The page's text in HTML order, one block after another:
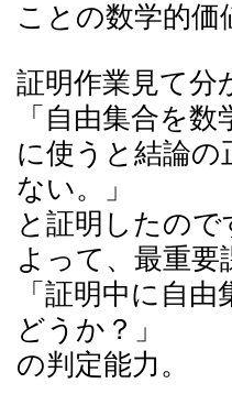
ことの数学的価
証明作業見て分
「自由集合を数
に使うと結論の
ない。」
と証明したので
よって、最重要
「証明中に自
どうか？」
の判定能力。